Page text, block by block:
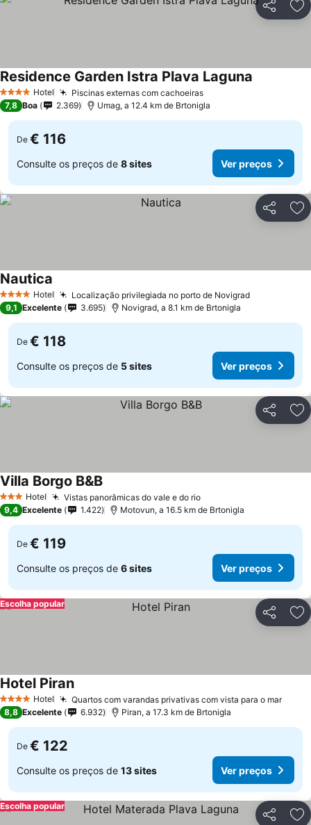
Partilhar
4 EstrelasHotel Piscinas externas com cachoeirasVer preços
Residence Garden Istra Plava Laguna
7,8 Boa 2.369 Umag, a 12.4 km de Brtonigla
De € 116
Consulte os preços de 8 sites Ver preços
Partilhar
4 EstrelasHotel Localização privilegiada no porto de NovigradVer preços
Nautica
9,1 Excelente 3.695 Novigrad, a 8.1 km de Brtonigla
De € 118
Consulte os preços de 5 sites Ver preços
Partilhar
3 EstrelasHotel Vistas panorâmicas do vale e do rioVer preços
Villa Borgo B&BVer preços
9,4 Excelente 1.422 Motovun, a 16.5 km de Brtonigla
De € 119
Consulte os preços de 6 sites Ver preços
Partilhar
Escolha popular
4 EstrelasHotel Quartos com varandas privativas com vista para o marVer
Hotel PiranVer preços
8,8 Excelente 6.932 Piran, a 17.3 km de Brtonigla
De € 122
Consulte os preços de 13 sites Ver preços
Partilhar
Escolha popular